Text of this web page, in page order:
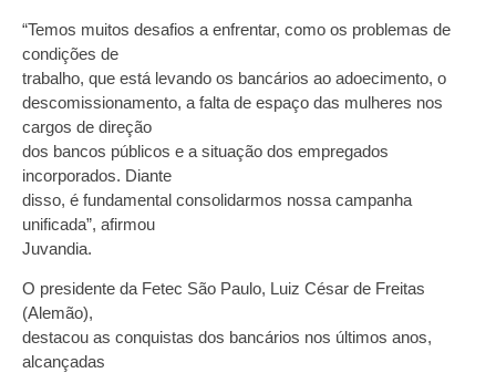
“Temos muitos desafios a enfrentar, como os problemas de
condições de
trabalho, que está levando os bancários ao adoecimento, o
descomissionamento, a falta de espaço das mulheres nos
cargos de direção
dos bancos públicos e a situação dos empregados
incorporados. Diante
disso, é fundamental consolidarmos nossa campanha
unificada”, afirmou
Juvandia.
O presidente da Fetec São Paulo, Luiz César de Freitas
(Alemão),
destacou as conquistas dos bancários nos últimos anos,
alcançadas